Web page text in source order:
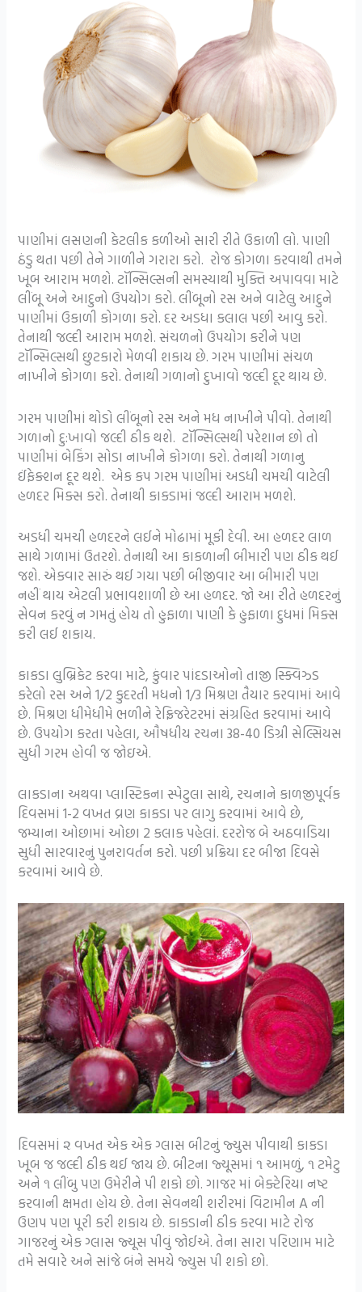
પાણીમાં લસણની કેટલીક કળીઓ સારી રીતે ઉકાળી લો. પાણી
ઠંડુ થતા પછી તેને ગાળીને ગરારા કરો. રોજ કોગળા કરવાથી તમને
ખૂબ આરામ મળશે. ટૉન્સિલ્સની સમસ્યાથી મુક્તિ અપાવવા માટે
લીંબૂ અને આદુનો ઉપયોગ કરો. લીંબૂનો રસ અને વાટેલુ આદુને
પાણીમાં ઉકાળી કોગળા કરો. દર અડધા કલાલ પછી આવુ કરો.
તેનાથી જલ્દી આરામ મળશે. સંચળનો ઉપયોગ કરીને પણ
ટૉન્સિલ્સથી છુટકારો મેળવી શકાય છે. ગરમ પાણીમાં સંચળ
નાખીને કોગળા કરો. તેનાથી ગળાનો દુખાવો જલ્દી દૂર થાય છે.
ગરમ પાણીમાં થોડો લીંબૂનો રસ અને મધ નાખીને પીવો. તેનાથી
ગળાનો દુ:ખાવો જલ્દી ઠીક થશે. ટૉન્સિલ્સથી પરેશાન છો તો
પાણીમાં બેકિંગ સોડા નાખીને કોગળા કરો. તેનાથી ગળાનુ
ઈંફેક્શન દૂર થશે. એક કપ ગરમ પાણીમાં અડધી ચમચી વાટેલી
હળદર મિક્સ કરો. તેનાથી કાકડામાં જલ્દી આરામ મળશે.
અડધી ચમચી હળદરને લઈને મોઢામાં મૂકી દેવી. આ હળદર લાળ
સાથે ગળામાં ઉતરશે. તેનાથી આ કાકળાની બીમારી પણ ઠીક થઈ
જશે. એકવાર સારું થઈ ગયા પછી બીજીવાર આ બીમારી પણ
નહીં થાય એટલી પ્રભાવશાળી છે આ હળદર. જો આ રીતે હળદરનું
સેવન કરવું ન ગમતું હોય તો હુફાળા પાણી કે હુફાળા દુધમાં મિક્સ
કરી લઈ શકાય.
કાકડા લુબ્રિકેટ કરવા માટે, કુંવાર પાંદડાઓનો તાજી સ્ક્વિઝ્ડ
કરેલો રસ અને 1/2 કુદરતી મધનો 1/3 મિશ્રણ તૈયાર કરવામાં આવે
છે. મિશ્રણ ધીમેધીમે ભળીને રેફ્રિજરેટરમાં સંગ્રહિત કરવામાં આવે
છે. ઉપયોગ કરતા પહેલા, ઔષધીય રચના 38-40 ડિગ્રી સેલ્સિયસ
સુધી ગરમ હોવી જ જોઇએ.
લાકડાના અથવા પ્લાસ્ટિકના સ્પેટુલા સાથે, રચનાને કાળજીપૂર્વક
દિવસમાં 1-2 વખત વ્રણ કાકડા પર લાગુ કરવામાં આવે છે,
જમ્યાના ઓછામાં ઓછા 2 કલાક પહેલાં. દરરોજ બે અઠવાડિયા
સુધી સારવારનું પુનરાવર્તન કરો. પછી પ્રક્રિયા દર બીજા દિવસે
કરવામાં આવે છે.
દિવસમાં ૨ વખત એક એક ગ્લાસ બીટનું જ્યુસ પીવાથી કાકડા
ખૂબ જ જલ્દી ઠીક થઈ જાય છે. બીટના જ્યૂસમાં ૧ આમળું, ૧ ટમેટુ
અને ૧ લીંબુ પણ ઉમેરીને પી શકો છો. ગાજર માં બેક્ટેરિયા નષ્ટ
કરવાની ક્ષમતા હોય છે. તેના સેવનથી શરીરમાં વિટામીન A ની
ઉણપ પણ પૂરી કરી શકાય છે. કાકડાની ઠીક કરવા માટે રોજ
ગાજરનું એક ગ્લાસ જ્યૂસ પીવું જોઈએ. તેના સારા પરિણામ માટે
તમે સવારે અને સાંજે બંને સમયે જ્યુસ પી શકો છો.